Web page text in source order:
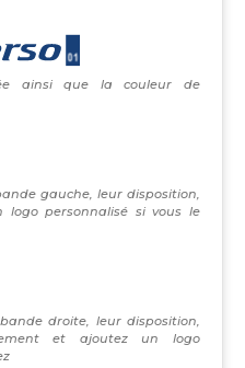
ainsi que la couleur de
gauche, leur disposition,
personnalisé si vous le
droite, leur disposition,
et ajoutez un logo